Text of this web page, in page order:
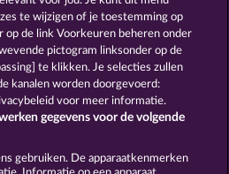
Privacyverklaring
Bedrijf FAQ
Facebook
indienen
te wijzigen of je toestemming op
de link Voorkeuren beheren onder
pictogram linksonder op de
te klikken. Je selecties zullen
kanalen worden doorgevoerd:
voor meer informatie.
gegevens voor de volgende
gebruiken. De apparaatkenmerken